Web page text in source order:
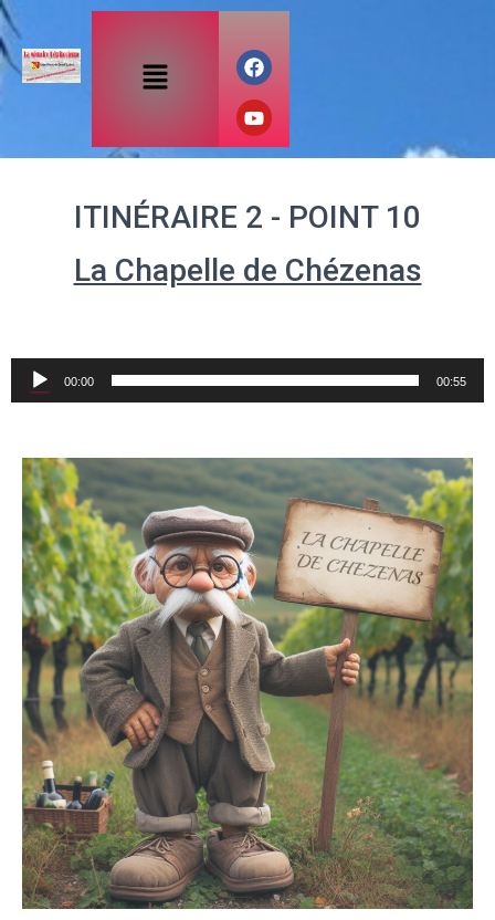
ITINÉRAIRE 2 - POINT 10
La Chapelle de Chézenas
Audio
Player
00:00 00:55